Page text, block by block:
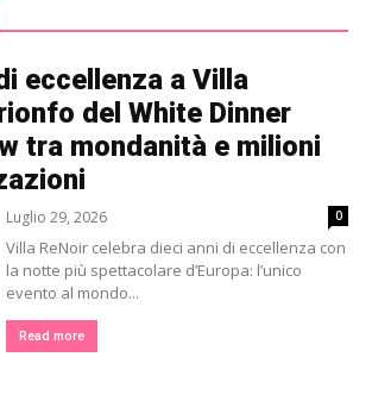
eccellenza a Villa
del White Dinner
tra mondanità e milioni
Luglio 29, 2026 0
Villa ReNoir celebra dieci anni di eccellenza con
la notte più spettacolare d’Europa: l’unico
evento al mondo...
Read more